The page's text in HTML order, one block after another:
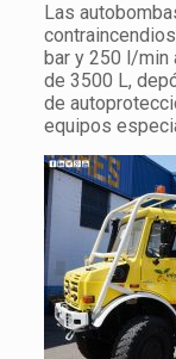
Las
bar y 250 l/min
de 3500 L,
de
equipos